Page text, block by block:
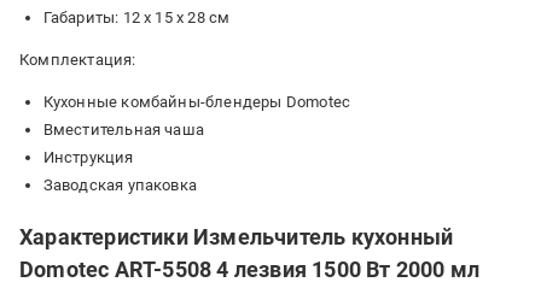
Габариты: 12 х 15 х 28 см
Комплектация:
Кухонные комбайны-блендеры Domotec
Вместительная чаша
Инструкция
Заводская упаковка
Характеристики Измельчитель кухонный
Domotec ART-5508 4 лезвия 1500 Вт 2000 мл